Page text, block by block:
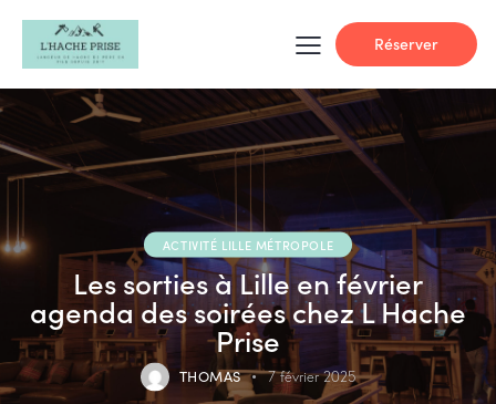
Réserver
ACTIVITÉ LILLE MÉTROPOLE
Les sorties à Lille en février
agenda des soirées chez L Hache
Prise
THOMAS 7 février 2025